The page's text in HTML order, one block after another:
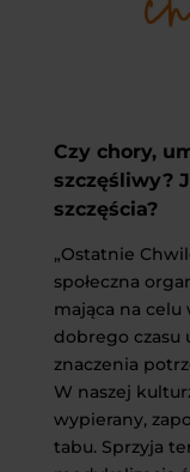
Czy chory,
szczęśliwy?
szczęścia?
„Ostatnie
społeczna
mająca na celu
dobrego czasu
znaczenia
W naszej
wypierany,
tabu. Sprzyja